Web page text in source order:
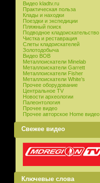
Видео kladtv.ru
Практическая польза
Клады и находки
Поездки и экспедиции
Пляжный поиск
Подводное кладоискательство
Чистка и реставрация
Слеты кладоискателей
Золотодобыча
Видео ВОВ
Металлоискатели Minelab
Металлоискатели Garrett
Металлоискатели Fisher
Металлоискатели White’s
Прочее оборудование
Центральное TV
Новости археологии
Палеонтология
Прочее видео
Прочее авторское Home видео
Свежее видео
Ключевые слова